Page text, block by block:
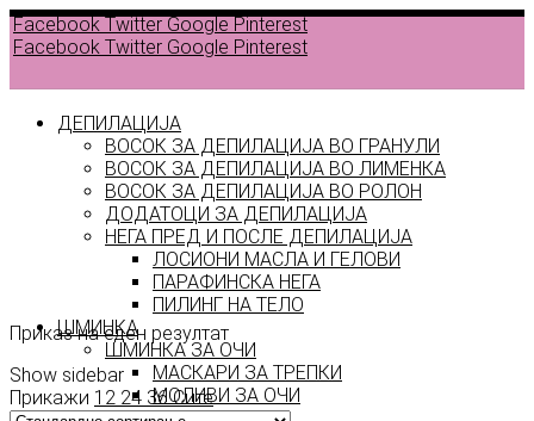
Facebook Twitter Google Pinterest
Facebook Twitter Google Pinterest
ДЕПИЛАЦИЈА
ВОСОК ЗА ДЕПИЛАЦИЈА ВО ГРАНУЛИ
ВОСОК ЗА ДЕПИЛАЦИЈА ВО ЛИМЕНКА
ВОСОК ЗА ДЕПИЛАЦИЈА ВО РОЛОН
ДОДАТОЦИ ЗА ДЕПИЛАЦИЈА
НЕГА ПРЕД И ПОСЛЕ ДЕПИЛАЦИЈА
ЛОСИОНИ МАСЛА И ГЕЛОВИ
ПАРАФИНСКА НЕГА
ПИЛИНГ НА ТЕЛО
ШМИНКА
ШМИНКА ЗА ОЧИ
МАСКАРИ ЗА ТРЕПКИ
МОЛИВИ ЗА ОЧИ
Kuwait
Приказ на еден резултат
Show sidebar
Прикажи 12 24 36 Сите